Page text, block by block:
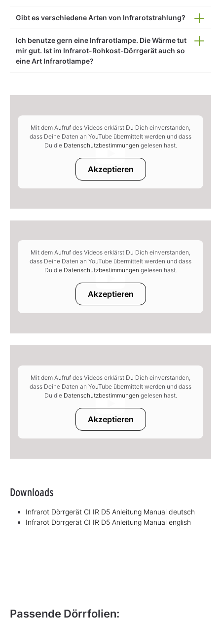
Gibt es verschiedene Arten von Infrarotstrahlung?
Ich benutze gern eine Infrarotlampe. Die Wärme tut
mir gut. Ist im Infrarot-Rohkost-Dörrgerät auch so
eine Art Infrarotlampe?
Mit dem Aufruf des Videos erklärst Du Dich einverstanden,
dass Deine Daten an YouTube übermittelt werden und dass
Du die Datenschutzbestimmungen gelesen hast.
Akzeptieren
Mit dem Aufruf des Videos erklärst Du Dich einverstanden,
dass Deine Daten an YouTube übermittelt werden und dass
Du die Datenschutzbestimmungen gelesen hast.
Akzeptieren
Mit dem Aufruf des Videos erklärst Du Dich einverstanden,
dass Deine Daten an YouTube übermittelt werden und dass
Du die Datenschutzbestimmungen gelesen hast.
Akzeptieren
Downloads
Infrarot Dörrgerät CI IR D5 Anleitung Manual deutsch
Infrarot Dörrgerät CI IR D5 Anleitung Manual english
Passende Dörrfolien: